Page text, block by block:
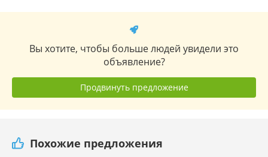
Вы хотите, чтобы больше людей увидели это
объявление?
Продвинуть предложение
Похожие предложения